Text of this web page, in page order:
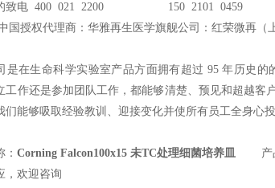
的致电 400 021 2200 150 2101 0459
国授权代理商：华雅再生医学旗舰公司：红荣微再（
是在生命科学实验室产品方面拥有超过 95 年历史
工作还是参加团队工作，都能够清楚、预见和超越
们能够吸取经验教训、迎接变化并使所有员工全身心投
： Corning Falcon100x15 未TC处理细菌培养皿 产品
，欢迎咨询